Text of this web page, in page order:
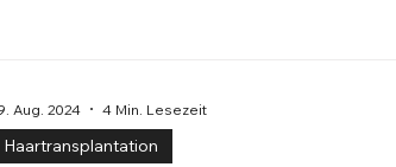
Haartransplantation
Aug. 2024 4 Min. Lesezeit